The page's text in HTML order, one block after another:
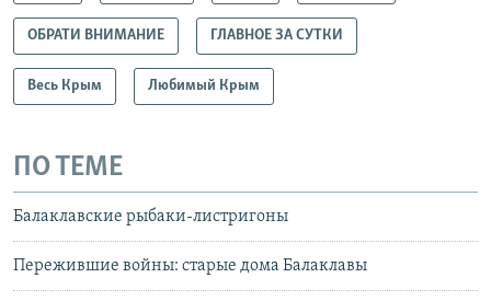
ОБРАТИ ВНИМАНИЕ ГЛАВНОЕ ЗА СУТКИ
Весь Крым Любимый Крым
ПО ТЕМЕ
Балаклавские рыбаки-листригоны
Пережившие войны: старые дома Балаклавы